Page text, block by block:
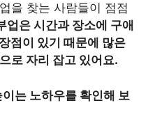
을 찾는 사람들이 점점
업은 시간과 장소에 구애
점이 있기 때문에 많은
로 자리 잡고 있어요.
는 노하우를 확인해 보